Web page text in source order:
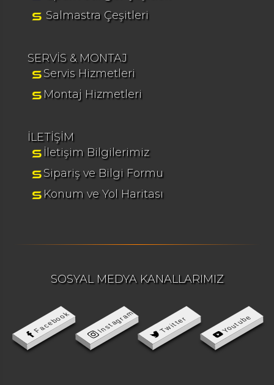
Salmastra Çeşitleri
SERVİS & MONTAJ
Servis Hizmetleri
Montaj Hizmetleri
İLETİŞİM
İletişim Bilgilerimiz
Sipariş ve Bilgi Formu
Konum ve Yol Haritası
SOSYAL MEDYA KANALLARIMIZ
Facebook Instagram Twitter Youtube